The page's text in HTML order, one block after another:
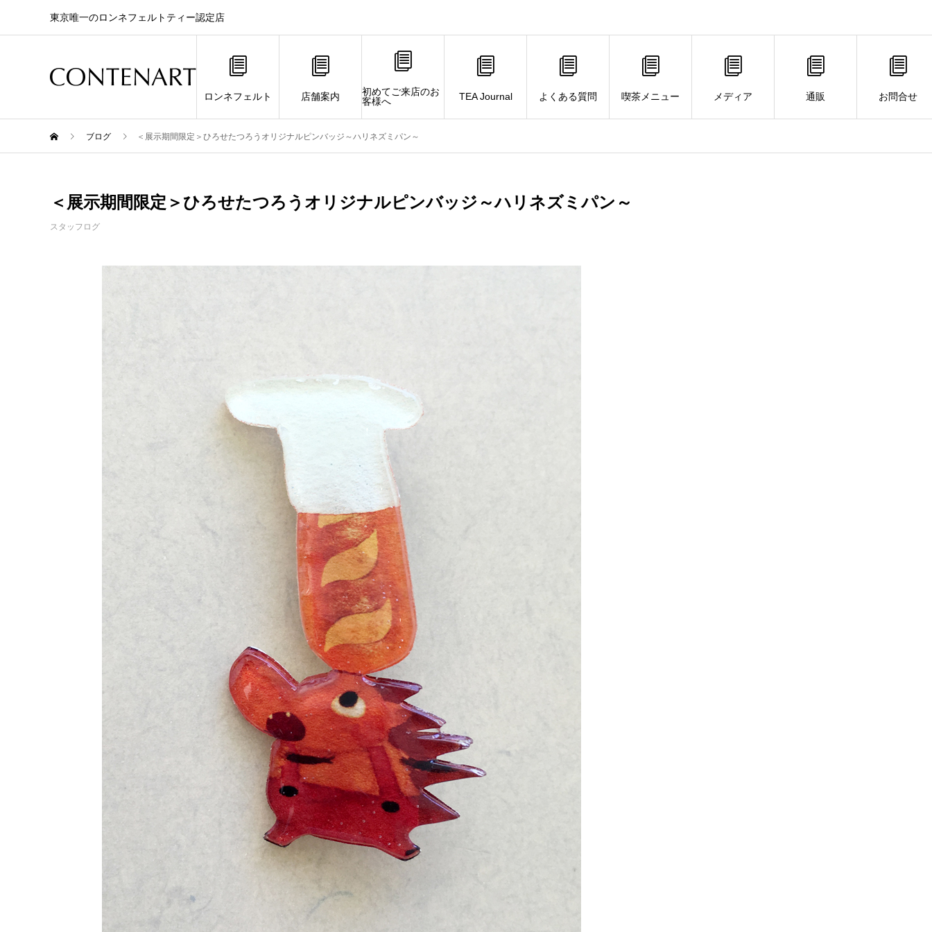
東京唯一のロンネフェルトティー認定店
ロンネフェルト 店舗案内
初めてご来店のお
客様へ
TEA Journal よくある質問 喫茶メニュー メディア 通販 お問合せ
ブログ ＜展示期間限定＞ひろせたつろうオリジナルピンバッジ～ハリネズミパン～
＜展示期間限定＞ひろせたつろうオリジナルピンバッジ～ハリネズミパン～
スタッフログ